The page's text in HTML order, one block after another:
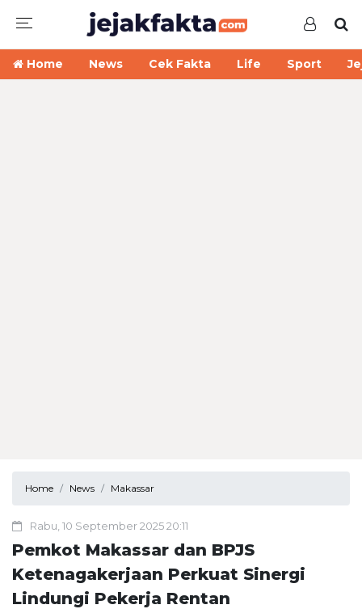
Home News Cek Fakta Life Sport
Home News Makassar
Rabu, 10 September 2025 20:11
Pemkot Makassar dan BPJS
Ketenagakerjaan Perkuat Sinergi
Lindungi Pekerja Rentan